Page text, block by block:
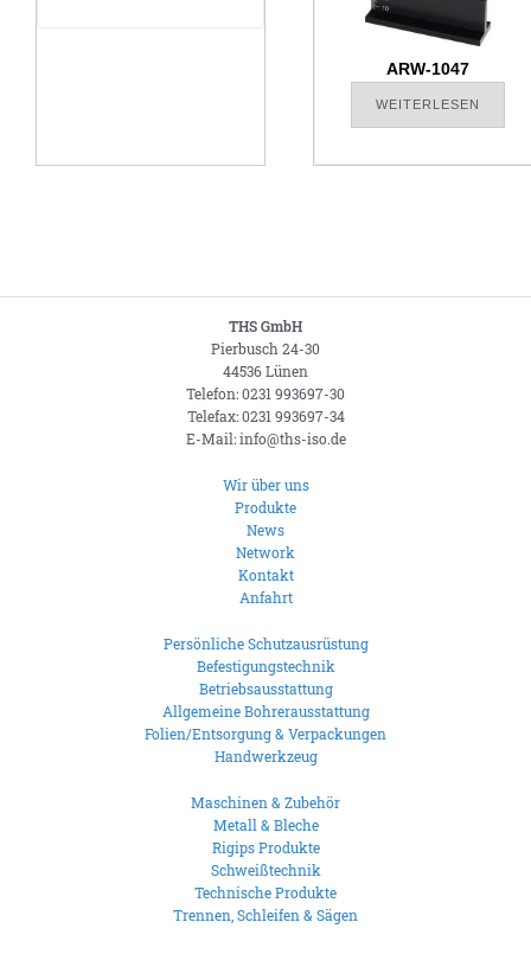
ARW-1047
WEITERLESEN
THS GmbH
Pierbusch 24-30
44536 Lünen
Telefon: 0231 993697-30
Telefax: 0231 993697-34
E-Mail: info@ths-iso.de
Wir über uns
Produkte
News
Network
Kontakt
Anfahrt
Persönliche Schutzausrüstung
Befestigungstechnik
Betriebsausstattung
Allgemeine Bohrerausstattung
Folien/Entsorgung & Verpackungen
Handwerkzeug
Maschinen & Zubehör
Metall & Bleche
Rigips Produkte
Schweißtechnik
Technische Produkte
Trennen, Schleifen & Sägen